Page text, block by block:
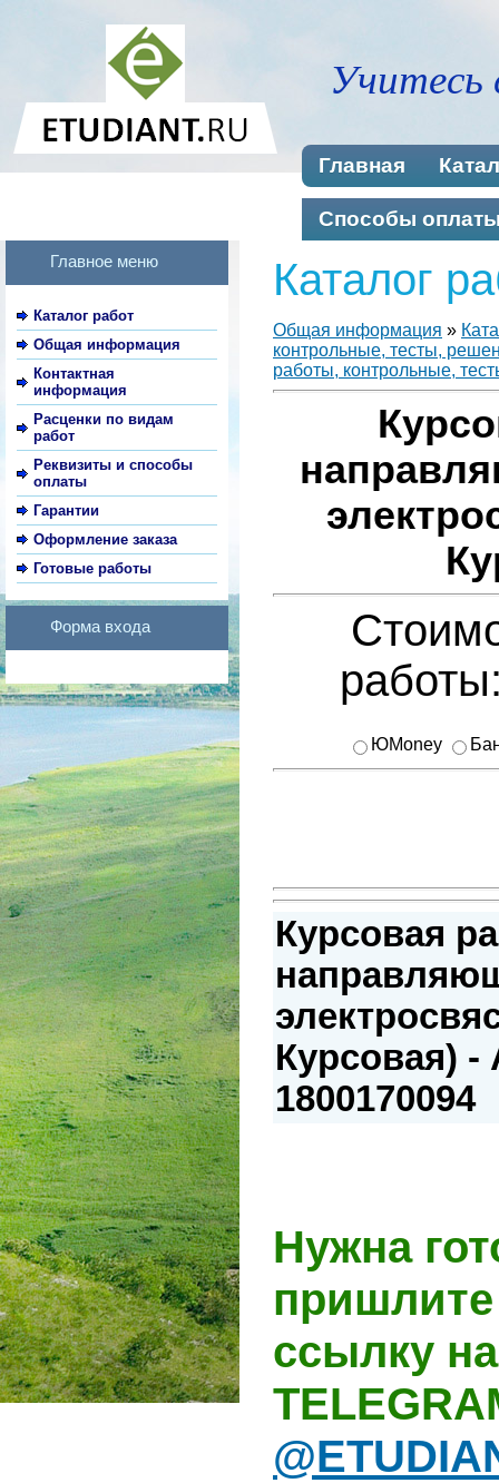
Учитесь
Главная
Способы
Главное меню
Каталог работ
Общая информация
Контактная
информация
Расценки по видам
работ
Реквизиты и способы
оплаты
Гарантии
Оформление заказа
Готовые работы
Форма входа
Каталог
Общая информация »
контрольные, тесты,
работы, контрольные,
ЮMoney
Курсовая
Курсовая) -
1800170094
Нужна
ссылку